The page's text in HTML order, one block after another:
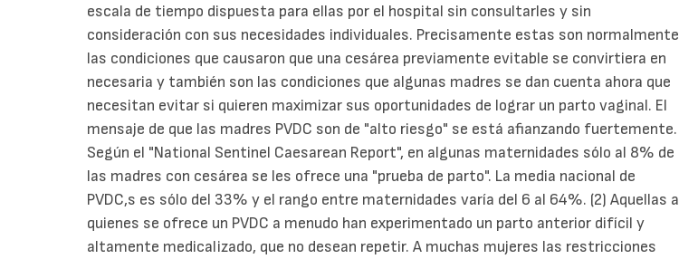
escala de tiempo dispuesta para ellas por el hospital sin consultarles y sin
consideración con sus necesidades individuales. Precisamente estas son normalmente
las condiciones que causaron que una cesárea previamente evitable se convirtiera en
necesaria y también son las condiciones que algunas madres se dan cuenta ahora que
necesitan evitar si quieren maximizar sus oportunidades de lograr un parto vaginal. El
mensaje de que las madres PVDC son de "alto riesgo" se está afianzando fuertemente.
Según el "National Sentinel Caesarean Report", en algunas maternidades sólo al 8% de
las madres con cesárea se les ofrece una "prueba de parto". La media nacional de
PVDC,s es sólo del 33% y el rango entre maternidades varía del 6 al 64%. (2) Aquellas a
quienes se ofrece un PVDC a menudo han experimentado un parto anterior difícil y
altamente medicalizado, que no desean repetir. A muchas mujeres las restricciones